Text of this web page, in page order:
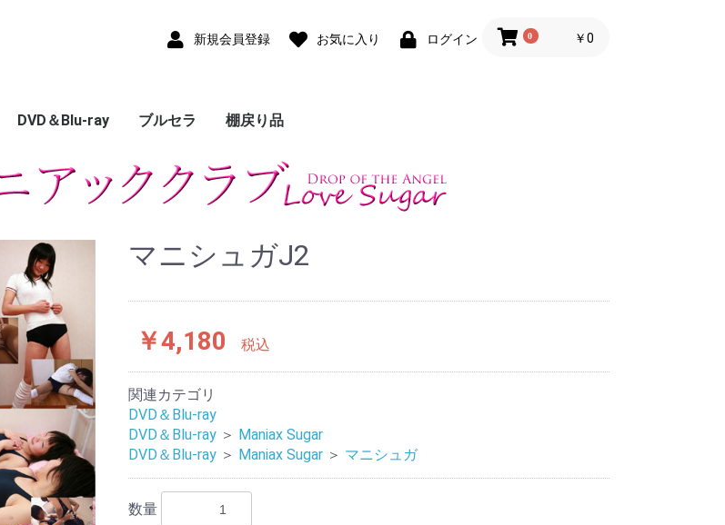
新規会員登録 お気に入り ログイン 0 ￥0
DVD＆Blu-ray
Sugar Lips 露莉漫
妄想エステ倶楽部
制服妄想図鑑
エロ地下メイド倶楽部
ぐり☆ぐら
くすぐりMAX
グラビア
ブルセラBar
赤い薔薇
いたずらClub
Private Reason
Baby Sugar くすぐりMAX
萌えキュート
Maniax Sugar Maniax High
マニコキ
マニチラ
マニシュガ
AI.DOLL School Girl
Aidol
Athlete
Cosplay
Lingerie
Fanfiction
Lolicole
期間限定復刻版 Secret Lovers
純正ぷちClub
復刻版BOX
ブルセラ
現物衣装付きDVD
下着
DOLL
福袋
制服
棚戻り品
マニシュガJ2
￥4,180 税込
関連カテゴリ
DVD＆Blu-ray
DVD＆Blu-ray ＞ Maniax Sugar
DVD＆Blu-ray ＞ Maniax Sugar ＞ マニシュガ
数量